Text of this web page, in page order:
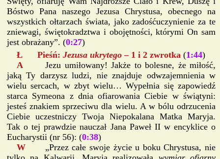
Bóstwo Pana naszego Jezusa Chrystusa, obecnego na
wszystkich ołtarzach świata, jako zadośćuczynienie za te
zniewagi, świętokradztwa i obojętności, którymi On sam
jest obrażany”. (0:27)
Ł Pieśń: Jezusa ukrytego– 1 i 2 zwrotka (1:44)
A Jezu umiłowany! Jakże to bolesne, że miłość,
jaką Ty darzysz ludzi, nie znajduje odwzajemnienia w
wielu sercach, w zbyt wielu… Wypełnia się zapowiedź
starca Symeona z dnia ofiarowania Ciebie w świątyni:
jesteś znakiem sprzeciwu dla wielu. A w bólu odrzucenia
Ciebie uczestniczy Twoja Niepokalana Matka Maryja.
Tak o tej prawdzie nauczał Jana Paweł II w encyklice o
Eucharystii (nr 56): (0:38)
W „Przez całe swoje życie u boku Chrystusa, nie